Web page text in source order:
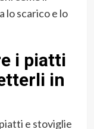
lo scarico e lo
i piatti
in
e stoviglie